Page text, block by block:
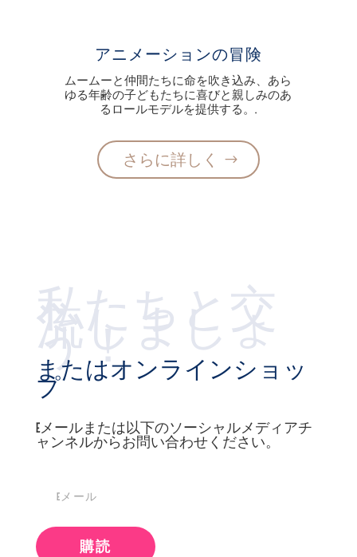
アニメーションの冒険
ムームーと仲間たちに命を吹き込み、あら
ゆる年齢の子どもたちに喜びと親しみのあ
るロールモデルを提供する。.
さらに詳しく
私たちと交
流しましょ
う！
またはオンラインショッ
プ
Eメールまたは以下のソーシャルメディアチ
ャンネルからお問い合わせください。
購読